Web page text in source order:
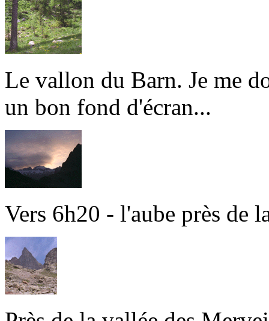
Le vallon du Barn. Je me
un bon fond d'écran...
Vers 6h20 - l'aube près de